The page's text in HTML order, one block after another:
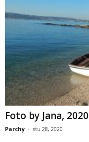
Foto by Jana, 2020
Parchy - stu 28, 2020